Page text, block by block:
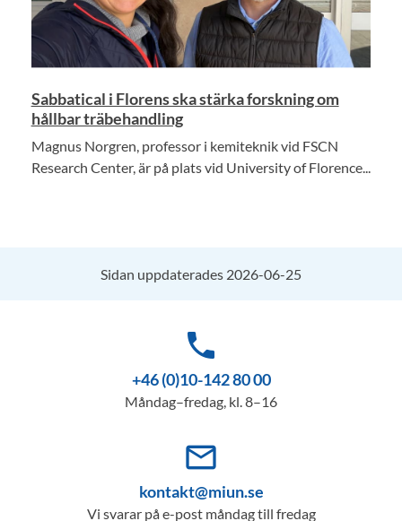
Sabbatical i Florens ska stärka forskning om
hållbar träbehandling
Magnus Norgren, professor i kemiteknik vid FSCN
Research Center, är på plats vid University of Florence...
Sidan uppdaterades 2026-06-25
phone
+46 (0)10-142 80 00
Måndag–fredag, kl. 8–16
mail_outline
kontakt@miun.se
Vi svarar på e-post måndag till fredag